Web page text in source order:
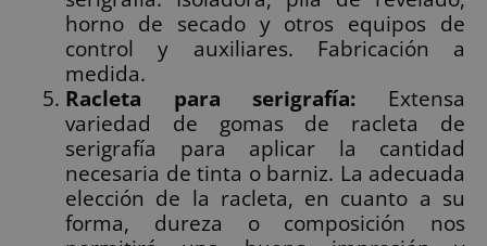
horno de secado y otros equipos de
control y auxiliares. Fabricación a
medida.
Racleta para serigrafía: Extensa
variedad de gomas de racleta de
serigrafía para aplicar la cantidad
necesaria de tinta o barniz. La adecuada
elección de la racleta, en cuanto a su
forma, dureza o composición nos